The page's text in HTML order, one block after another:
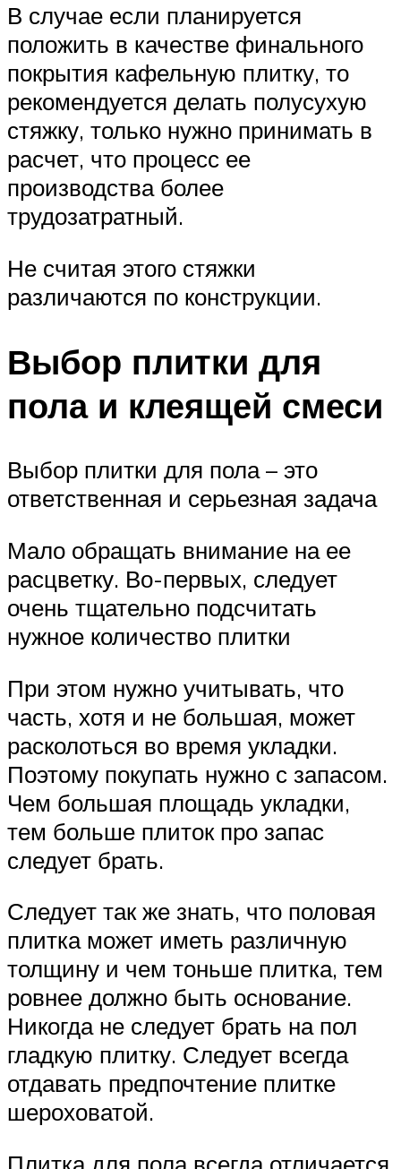
В случае если планируется
положить в качестве финального
покрытия кафельную плитку, то
рекомендуется делать полусухую
стяжку, только нужно принимать в
расчет, что процесс ее
производства более
трудозатратный.
Не считая этого стяжки
различаются по конструкции.
Выбор плитки для
пола и клеящей смеси
Выбор плитки для пола – это
ответственная и серьезная задача
Мало обращать внимание на ее
расцветку. Во-первых, следует
очень тщательно подсчитать
нужное количество плитки
При этом нужно учитывать, что
часть, хотя и не большая, может
расколоться во время укладки.
Поэтому покупать нужно с запасом.
Чем большая площадь укладки,
тем больше плиток про запас
следует брать.
Следует так же знать, что половая
плитка может иметь различную
толщину и чем тоньше плитка, тем
ровнее должно быть основание.
Никогда не следует брать на пол
гладкую плитку. Следует всегда
отдавать предпочтение плитке
шероховатой.